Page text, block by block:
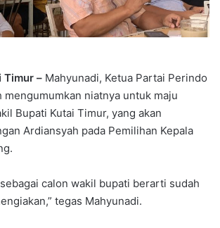
Timur – Mahyunadi, Ketua Partai Perindo
mengumumkan niatnya untuk maju
Bupati Kutai Timur, yang akan
Ardiansyah pada Pemilihan Kepala
calon wakil bupati berarti sudah
tegas Mahyunadi.